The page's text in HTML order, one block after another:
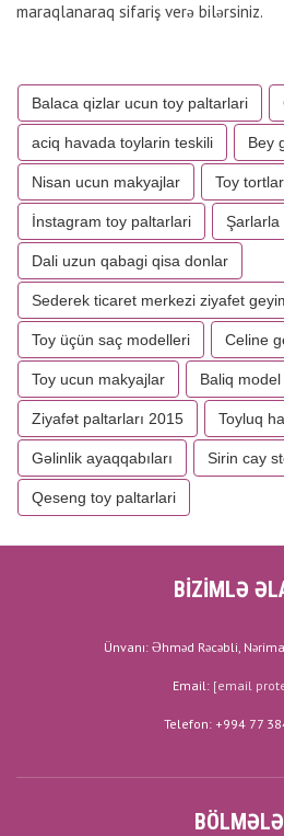
maraqlanaraq sifariş verə bilərsiniz.
Balaca qizlar ucun toy paltarlari
aciq havada toylarin teskili Bey
Nisan ucun makyajlar Toy
İnstagram toy paltarlari Şarlarla
Dali uzun qabagi qisa donlar
Sederek ticaret merkezi ziyafet
Toy üçün saç modelleri Celine
Toy ucun makyajlar Baliq
Ziyafət paltarları 2015 Toyluq
Gəlinlik ayaqqabıları Sirin cay
Qeseng toy paltarlari
BİZİMLƏ
Ünvanı: Əhməd Rəcəbli,
Email: [email
Telefon: +994 77